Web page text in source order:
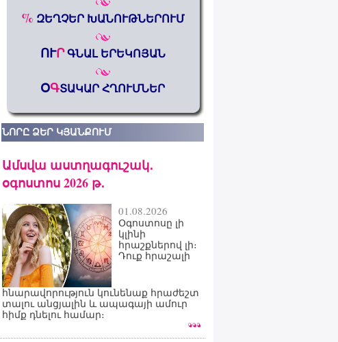
% ԶԵՂՉԵՐ ԽԱՆՈՒԹՆԵՐՈՒՄ
ՈՒՐԳՆԱԼ ԵՐԵԿՈՅԱՆ
ՕԳՏԱԿԱՐ ՀՂՈՒՄՆԵՐ
ՆՈՐԸ ՁԵՐ ԿՅԱՆՔՈՒՄ
Ամսվա աստղագուշակ․
օգոստոս 2026 թ․
01.08.2026
Օգոստոսը լի
կլինի
հրաշքներով լի։
Դուք հրաշալի
հնարավորություն կունենաք հրաժեշտ
տալու անցյալին և ապագայի ամուր
հիմք դնելու համար։